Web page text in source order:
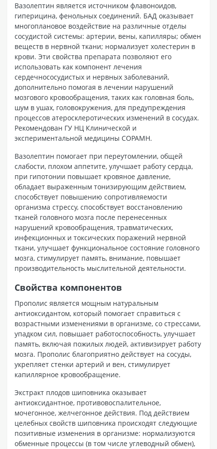
Вазолептин является источником флавоноидов,
гиперицина, фенольных соединений. БАД оказывает
многоплановое воздействие на различные отделы
сосудистой системы: артерии, вены, капилляры; обмен
веществ в нервной ткани; нормализует холестерин в
крови. Эти свойства препарата позволяют его
использовать как компонент лечения
сердечнососудистых и нервных заболеваний,
дополнительно помогая в лечении нарушений
мозгового кровообращения, таких как головная боль,
шум в ушах, головокружения, для предупреждения
процессов атеросклеротических изменений в сосудах.
Рекомендован ГУ НЦ Клинической и
экспериментальной медицины СОРАМН.
Вазолептин помогает при переутомлении, общей
слабости, плохом аппетите, улучшает работу сердца,
при гипотонии повышает кровяное давление,
обладает выраженным тонизирующим действием,
способствует повышению сопротивляемости
организма стрессу, способствует восстановлению
тканей головного мозга после перенесенных
нарушений кровообращения, травматических,
инфекционных и токсических поражений нервной
ткани, улучшает функциональное состояние головного
мозга, стимулирует память, внимание, повышает
производительность мыслительной деятельности.
Свойства компонентов
Прополис является мощным натуральным
антиоксидантом, который помогает справиться с
возрастными изменениями в организме, со стрессами,
упадком сил, повышает работоспособность, улучшает
память, включая пожилых людей, активизирует работу
мозга. Прополис благоприятно действует на сосуды,
укрепляет стенки артерий и вен, стимулирует
капиллярное кровообращение.
Экстракт плодов шиповника оказывает
антиоксидантное, противовоспалительное,
мочегонное, желчегонное действия. Под действием
целебных свойств шиповника происходят следующие
позитивные изменения в организме: нормализуются
обменные процессы (в том числе углеводный обмен),